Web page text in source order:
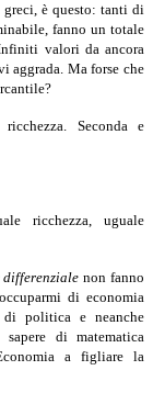
è questo: tanti di
fanno un totale
valori da ancora
aggrada. Ma forse che
Seconda e
ricchezza, uguale
differenzialenon fanno
di economia
politica e neanche
di matematica
a figliare la